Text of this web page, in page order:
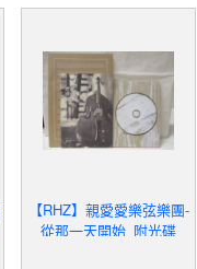
【RHZ】親愛愛樂弦樂團-
從那一天開始_附光碟